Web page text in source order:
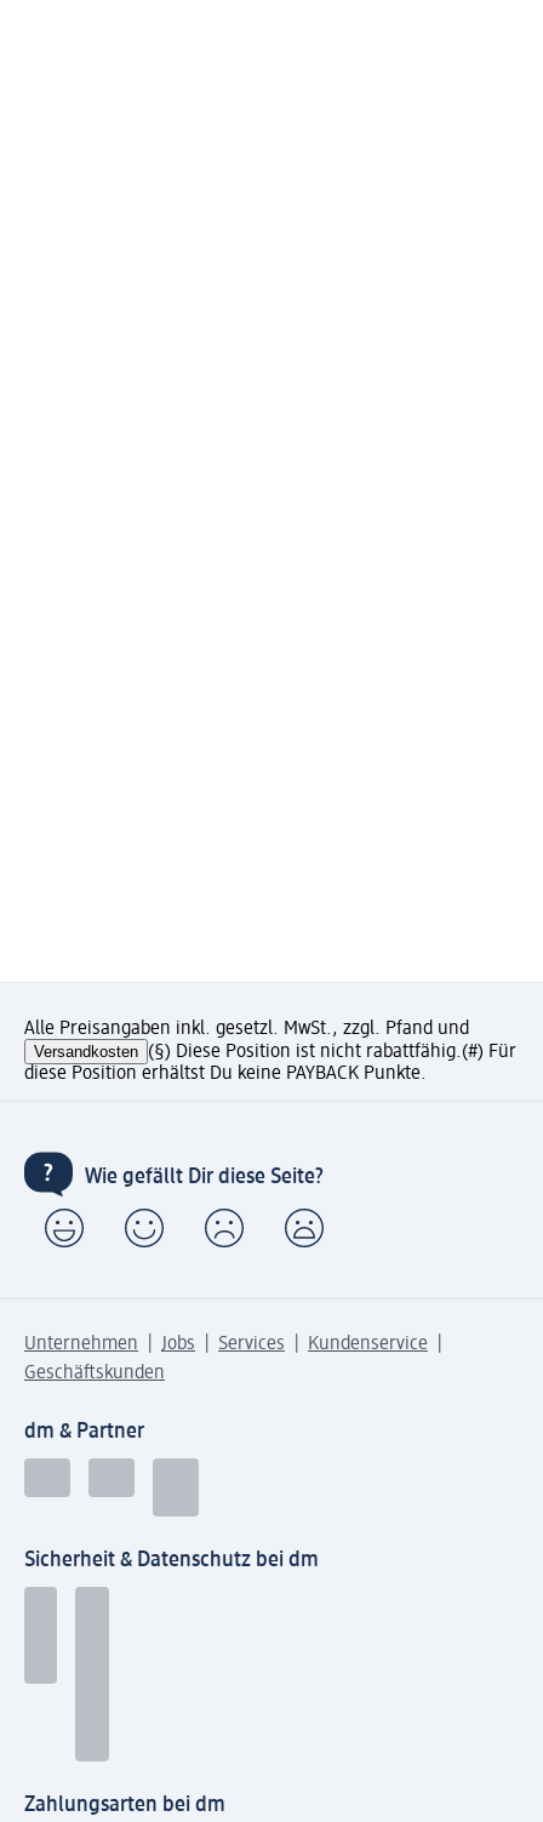
Alle Preisangaben inkl. gesetzl. MwSt., zzgl. Pfand und
Versandkosten (§) Diese Position ist nicht rabattfähig.(#) Für
diese Position erhältst Du keine PAYBACK Punkte.
Wie gefällt Dir diese Seite?
Unternehmen Jobs Services
Kundenservice
Geschäftskunden
dm & Partner
Sicherheit & Datenschutz bei dm
Zahlungsarten bei dm